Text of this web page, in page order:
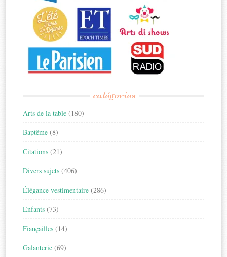
catégories
Arts de la table (180)
Baptême (8)
Citations (21)
Divers sujets (406)
Élégance vestimentaire (286)
Enfants (73)
Fiançailles (14)
Galanterie (69)